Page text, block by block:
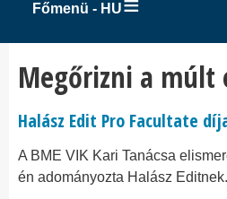
Főmenü - HU
Megőrizni a
Halász Edit Pro Facultate
A BME VIK Kari Tanácsa
én adományozta Halász Editnek.